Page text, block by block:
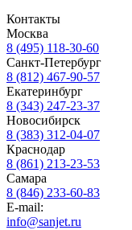
Контакты
Москва
8 (495) 118-30-60
Санкт-Петербург
8 (812) 467-90-57
Екатеринбург
8 (343) 247-23-37
Новосибирск
8 (383) 312-04-07
Краснодар
8 (861) 213-23-53
Самара
8 (846) 233-60-83
E-mail:
info@sanjet.ru